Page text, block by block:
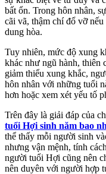
bất ổn. Trong hôn nhân,
cãi vã, thậm chí đổ vỡ
dung hòa.
Tuy nhiên, mức độ xung
khác như ngũ hành, thiên
giảm thiểu xung khắc,
hôn nhân với những tuổi
hơn hoặc xem xét yếu tố
Trên đây là giải đáp của
tuổi Hợi sinh năm bao
thể thấy mỗi người sinh
nhưng vận mệnh, tính
người tuổi Hợi cũng nên
nên duyên với người hợp